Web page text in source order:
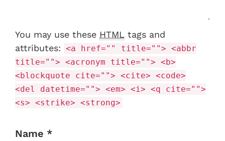
You may use these HTML tags and
attributes: <a href="" title=""> <abbr
title=""> <acronym title=""> <b>
<blockquote cite=""> <cite> <code>
<del datetime=""> <em> <i> <q cite="">
<s> <strike> <strong>
Name *